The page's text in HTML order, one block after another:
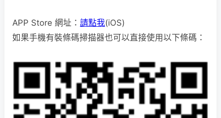
APP Store 網址： 請點我(iOS)
如果手機有裝條碼掃描器也可以直接使用以下條碼：